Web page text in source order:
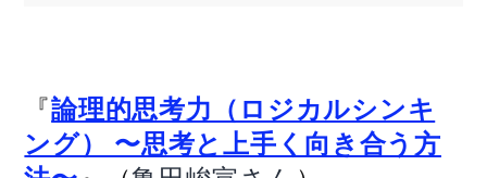
『論理的思考力（ロジカルシンキ
ング） 〜思考と上手く向き合う方